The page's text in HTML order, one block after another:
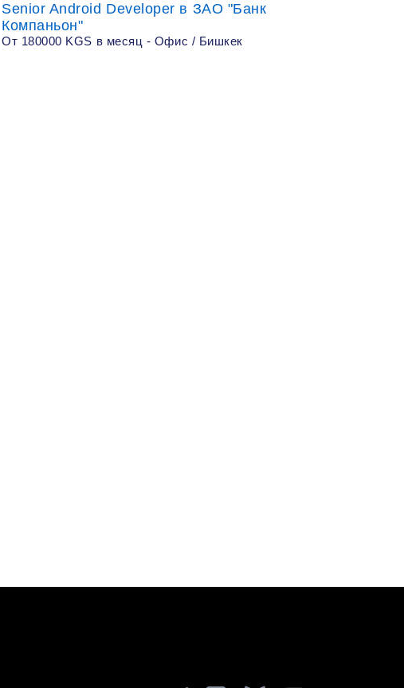
Senior Android Developer в ЗАО "Банк
Компаньон"
От 180000 KGS в месяц - Офис / Бишкек